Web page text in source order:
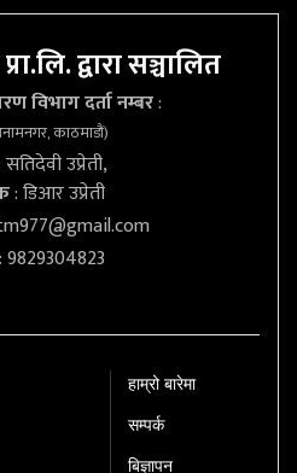
द्वारा सञ्चालित
विभाग दर्ता नम्बर:
काठमाडौं)
सतिदेवी उप्रेती,
: डिआर उप्रेती
: 9829304823
हाम्रो बारेमा
सम्पर्क
बिज्ञापन